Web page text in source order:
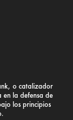
o catalizador
la defensa de
los principios